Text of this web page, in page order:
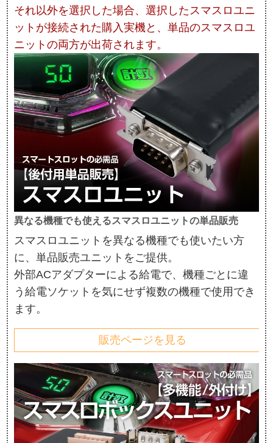
それ以外を選択した場合、選択したスマスロユニ
ットが接続された購入実機と、単品のスマスロユ
ニットの両方が出荷されます。
異なる機種でも使えるスマスロユニットの単品販売
スマスロユニットを異なる機種でも使いたい方
に、単品販売ユニットをご提供。
外部ACアダプターによる給電で、機種ごとに違
う給電ソケットを気にせず複数の機種で使用でき
ます。
販売ページを見る